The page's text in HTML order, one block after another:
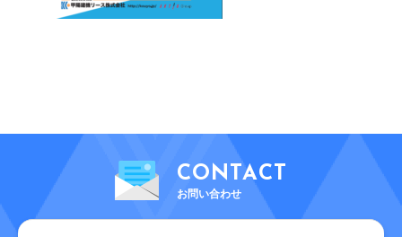
CONTACT
お問い合わせ